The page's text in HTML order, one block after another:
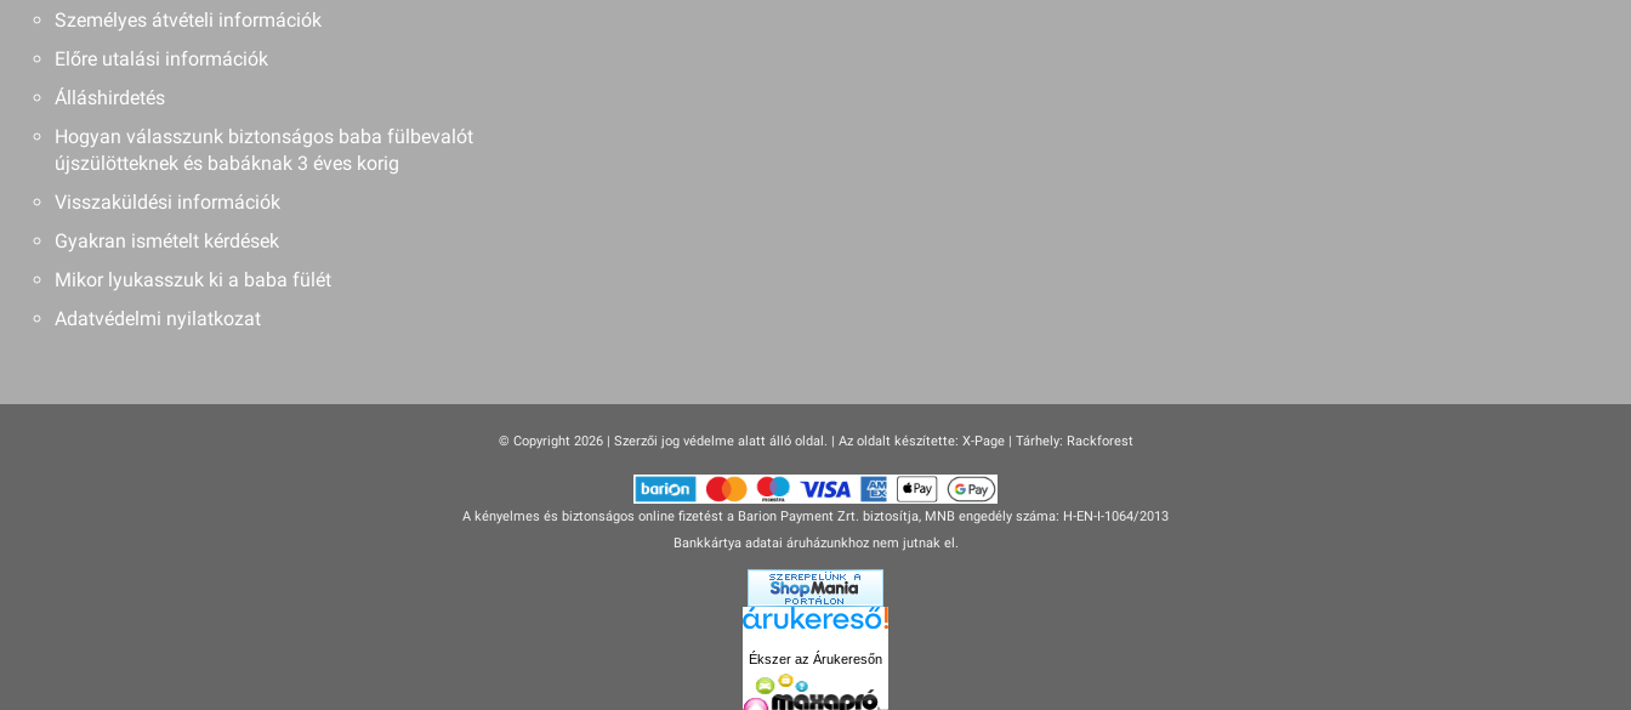
Személyes átvételi információk
Előre utalási információk
Álláshirdetés
Hogyan válasszunk biztonságos baba fülbevalót
újszülötteknek és babáknak 3 éves korig
Visszaküldési információk
Gyakran ismételt kérdések
Mikor lyukasszuk ki a baba fülét
Adatvédelmi nyilatkozat
© Copyright 2026 | Szerzői jog védelme alatt álló oldal. | Az oldalt készítette: X-Page| Tárhely: Rackforest
A kényelmes és biztonságos online fizetést a Barion Payment Zrt. biztosítja, MNB engedély száma: H-EN-I-1064/2013
Bankkártya adatai áruházunkhoz nem jutnak el.
Ékszer az Árukeresőn